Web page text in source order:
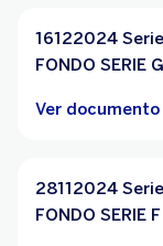
16122024 Serie
FONDO SERIE G
Ver documento
28112024 Serie
FONDO SERIE F